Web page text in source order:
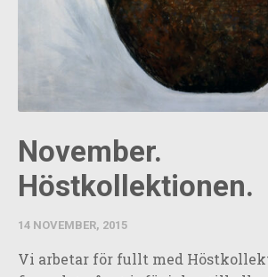
November.
Höstkollektionen.
14 NOVEMBER, 2015
Vi arbetar för fullt med